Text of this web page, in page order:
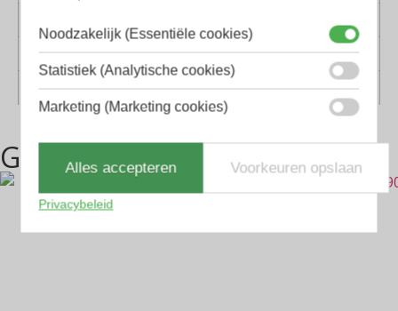
Pasvorm
Large
Geschikt voor
Dames, Heren
Gerelateerde producten
Noodzakelijk (Essentiële cookies)
Statistiek (Analytische cookies)
Marketing (Marketing cookies)
Alles accepteren Voorkeuren opslaan
Privacybeleid